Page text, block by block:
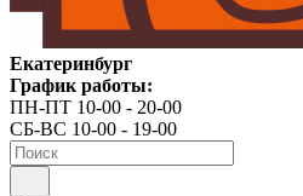
Екатеринбург
График работы:
ПН-ПТ 10-00 - 20-00
СБ-ВС 10-00 - 19-00